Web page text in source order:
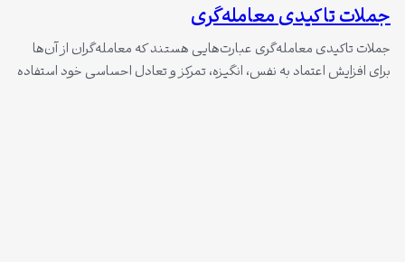
جملات تاکیدی معامله‌گری
جملات تاکیدی معامله‌گری عبارت‌هایی هستند که معامله‌گران از آن‌ها
برای افزایش اعتماد به نفس، انگیزه، تمرکز و تعادل احساسی خود استفاده